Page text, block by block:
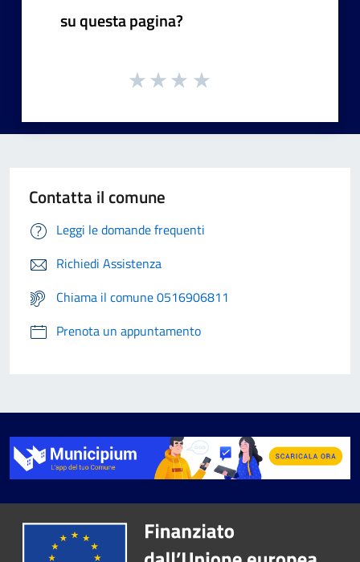
su questa pagina?
Contatta il comune
Leggi le domande frequenti
Richiedi Assistenza
Chiama il comune 0516906811
Prenota un appuntamento